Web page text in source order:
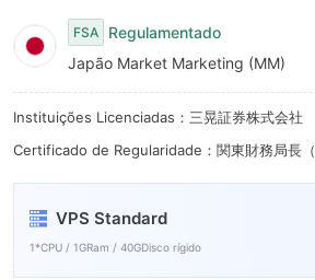
FSA
Regulamentado
Japão Market Marketing (MM)
Instituições Licenciadas：三晃証券株式会社
Certificado de Regularidade：関東財務局長
VPS Standard
1*CPU / 1GRam / 40GDisco rígido